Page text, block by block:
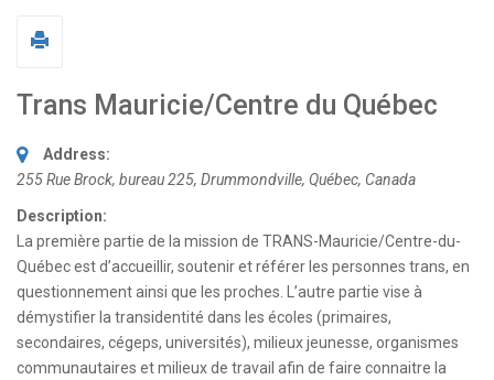
Trans Mauricie/Centre du Québec
Address:
255 Rue Brock, bureau 225, Drummondville, Québec, Canada
Description:
La première partie de la mission de TRANS-Mauricie/Centre-du-
Québec est d’accueillir, soutenir et référer les personnes trans, en
questionnement ainsi que les proches. L’autre partie vise à
démystifier la transidentité dans les écoles (primaires,
secondaires, cégeps, universités), milieux jeunesse, organismes
communautaires et milieux de travail afin de faire connaitre la